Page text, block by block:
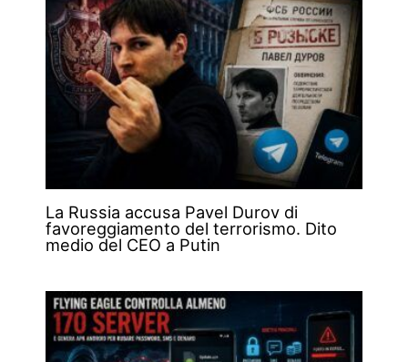
La Russia accusa Pavel Durov di
favoreggiamento del terrorismo. Dito
medio del CEO a Putin